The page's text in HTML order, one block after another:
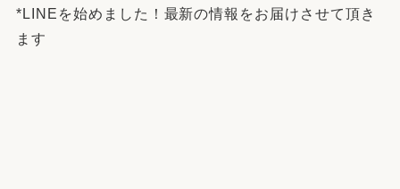
*LINEを始めました！最新の情報をお届けさせて頂き
ます